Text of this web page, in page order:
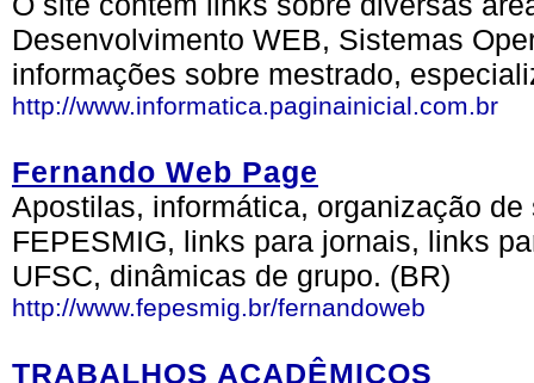
Desenvolvimento WEB, Sistemas
informações sobre mestrado,
http://www.informatica.paginainicial.com.br
Fernando Web Page
Apostilas, informática, organização
FEPESMIG, links para jornais, links
UFSC, dinâmicas de grupo. (BR)
http://www.fepesmig.br/fernandoweb
TRABALHOS ACADÊMICOS